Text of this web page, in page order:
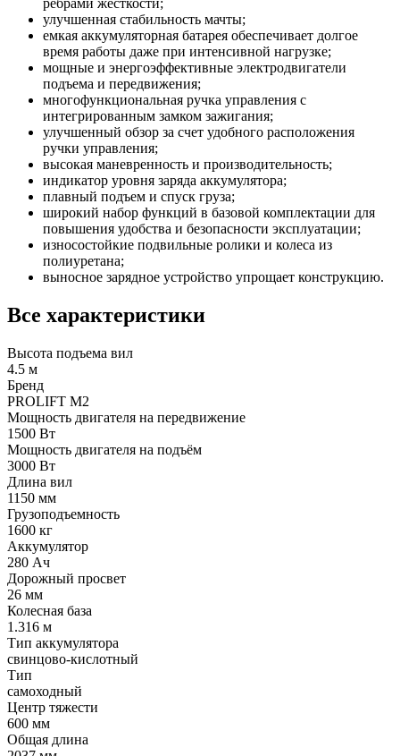
улучшенная стабильность мачты;
емкая аккумуляторная батарея обеспечивает долгое
время работы даже при интенсивной нагрузке;
мощные и энергоэффективные электродвигатели
подъема и передвижения;
многофункциональная ручка управления с
интегрированным замком зажигания;
улучшенный обзор за счет удобного расположения
ручки управления;
высокая маневренность и производительность;
индикатор уровня заряда аккумулятора;
плавный подъем и спуск груза;
широкий набор функций в базовой комплектации для
повышения удобства и безопасности эксплуатации;
износостойкие подвильные ролики и колеса из
полиуретана;
выносное зарядное устройство упрощает конструкцию.
Все характеристики
Высота подъема вил
4.5 м
Бренд
PROLIFT M2
Мощность двигателя на передвижение
1500 Вт
Мощность двигателя на подъём
3000 Вт
Длина вил
1150 мм
Грузоподъемность
1600 кг
Аккумулятор
280 Ач
Дорожный просвет
26 мм
Колесная база
1.316 м
Тип аккумулятора
свинцово-кислотный
Тип
самоходный
Центр тяжести
600 мм
Общая длина